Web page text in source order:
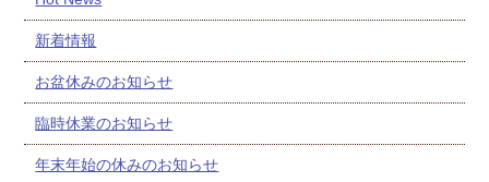
新着情報
お盆休みのお知らせ
臨時休業のお知らせ
年末年始の休みのお知らせ